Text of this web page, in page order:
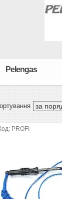
Pelengas
PROFI